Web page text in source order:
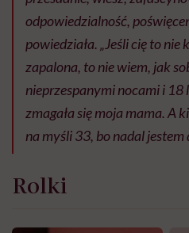
odpowiedzialność,
powiedziała. „Jeśli cię to nie
zapalona, to nie wiem, jak
nieprzespanymi nocami i 18
zmagała się moja mama. A
na myśli 33, bo nadal jestem
Rolki